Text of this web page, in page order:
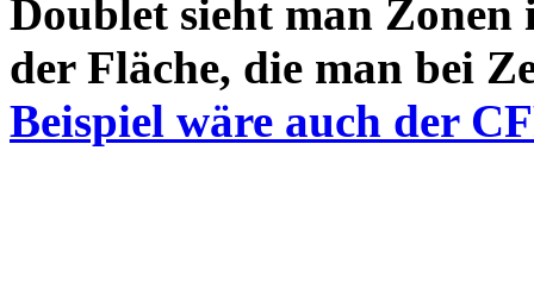
Doublet sieht man Zonen
der Fläche, die man bei
Beispiel wäre auch der